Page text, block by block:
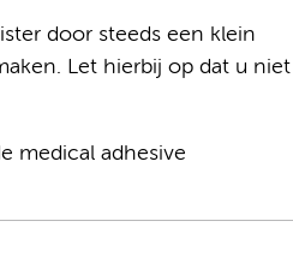
door steeds een klein
Let hierbij op dat u niet
medical adhesive